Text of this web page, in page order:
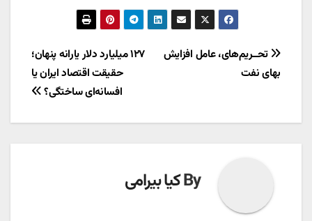
راهبری
نوشته
۱۲۷ میلیارد دلار یارانه پنهان؛
حقیقت اقتصاد ایران یا
افسانه‌ای ساختگی؟
تحــریم‌های، عامل افزایش
بهای نفت
By کیا بیرامی